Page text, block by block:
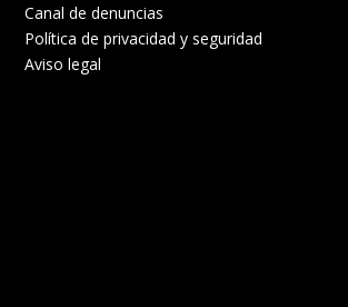
Canal de denuncias
Política de privacidad y seguridad
Aviso legal